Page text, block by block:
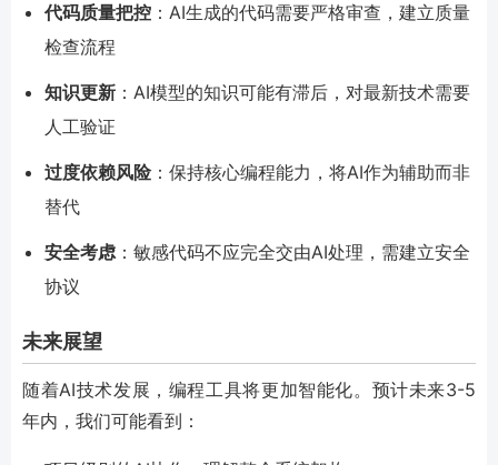
代码质量把控 ：AI生成的代码需要严格审查，建立质量
检查流程
知识更新 ：AI模型的知识可能有滞后，对最新技术需要
人工验证
过度依赖风险：保持核心编程能力，将AI作为辅助而非
替代
安全考虑：敏感代码不应完全交由AI处理，需建立安全
协议
未来展望
随着AI技术发展，编程工具将更加智能化。预计未来3-5
年内，我们可能看到：